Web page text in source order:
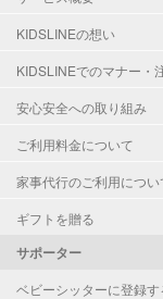
対応科目
KIDSLINEの想い
KIDSLINEでのマナー・
安心安全への取り組み
ご利用料金について
家事代行のご利用につい
ギフトを贈る
サポーター
ベビーシッターに登録す